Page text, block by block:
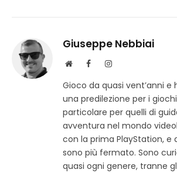
Giuseppe Nebbiai
S
t
o
w
F
c
e
b
k
I
s
t
a
m
Gioco da quasi vent’anni
una predilezione per i
particolare per quelli di
avventura nel mondo
con la prima PlayStation, e
sono più fermato. Sono
quasi ogni genere, tranne